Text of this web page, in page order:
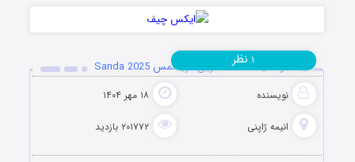
دانلود انیمه ساندا: نفرین کریسمس Sanda 2025
نویسنده ۱۸ مهر ۱۴۰۴
انیمه ژاپنی ۲۰۱۷۷۲ بازدید
۱ نظر